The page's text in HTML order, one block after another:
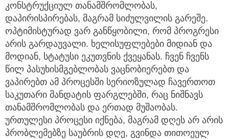
კონსტრუქციულ თანამშრომლობას,
დაპირისპირებას, მაგრამ სიძულვილის გარეშე.
ოპტიმისტურად ვარ განწყობილი, რომ პროგრესი
არის გარდაუვალი. ხელისუფლებები მიდიან და
მოდიან, სტატუსი ეკუთვნის ქვეყანას. ჩვენ ჩვენს
წილ პასუხისმგებლობას ვაცნობიერებთ და
ვაპირებთ ამ პროცესში სერიოზულად ჩავერთოთ
საკუთარი მანდატის ფარგლებში, რაც ნიშნავს
თანამშრომლობას და ერთად მუშაობას.
ურთულესი პროცესი იქნება, მაგრამ დღეს არ არის
პრობლემებზე საუბრის დღე, გვინდა თითოეულ